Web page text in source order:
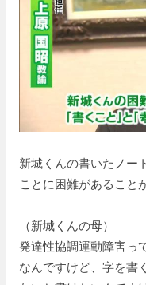
新城くんの書いたノー
ことに困難があること
（新城くんの母）
発達性協調運動障害っ
なんですけど、字を書